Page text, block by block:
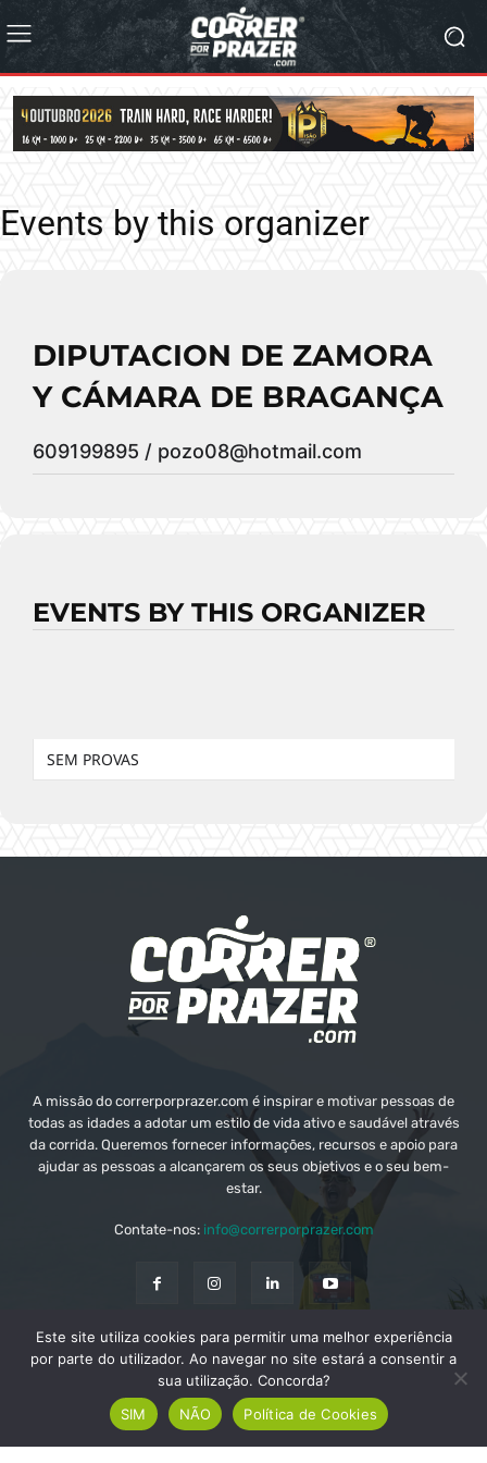
Events by this organizer
DIPUTACION DE ZAMORA
Y CÁMARA DE BRAGANÇA
609199895 / pozo08@hotmail.com
EVENTS BY THIS ORGANIZER
SEM PROVAS
A missão do correrporprazer.com é inspirar e motivar pessoas de
todas as idades a adotar um estilo de vida ativo e saudável através
da corrida. Queremos fornecer informações, recursos e apoio para
ajudar as pessoas a alcançarem os seus objetivos e o seu bem-
estar.
Contate-nos: info@correrporprazer.com
FICHA TÉCNICA MEDIA KIT PUBLICIDADE
ADICIONAR PROVA
© Copyright - Correr Por Prazer 2008 - 2026
Este site utiliza cookies para permitir uma melhor experiência
por parte do utilizador. Ao navegar no site estará a consentir a
sua utilização. Concorda?
SIM
NÃO Política de Cookies